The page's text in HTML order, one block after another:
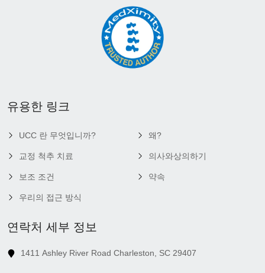
유용한 링크
UCC 란 무엇입니까?
교정 척추 치료
보조 조건
우리의 접근 방식
왜?
의사와상의하기
약속
연락처 세부 정보
1411 Ashley River Road Charleston, SC 29407